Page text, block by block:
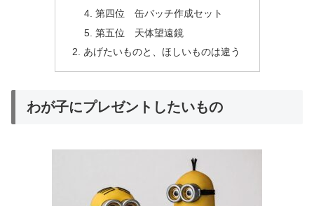
第四位 缶バッチ作成セット
第五位 天体望遠鏡
あげたいものと、ほしいものは違う
わが子にプレゼントしたいもの